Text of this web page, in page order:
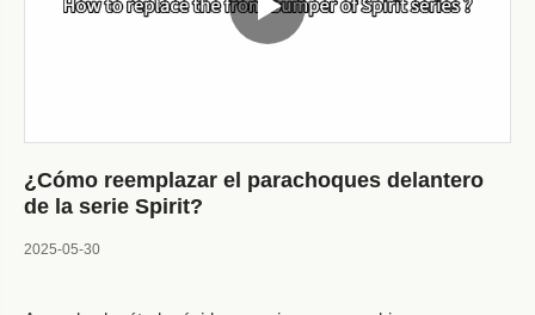
¿Cómo reemplazar el parachoques delantero
de la serie Spirit?
2025-05-30